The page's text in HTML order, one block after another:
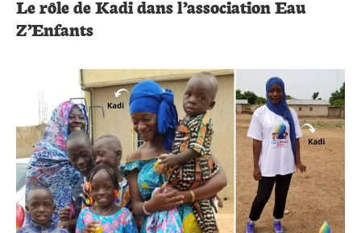
Le rôle de Kadi dans l’association Eau
Z’Enfants